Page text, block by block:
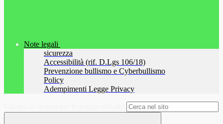
Note legali
sicurezza
Accessibilità (rif. D.Lgs 106/18)
Prevenzione bullismo e Cyberbullismo
Policy
Adempimenti Legge Privacy